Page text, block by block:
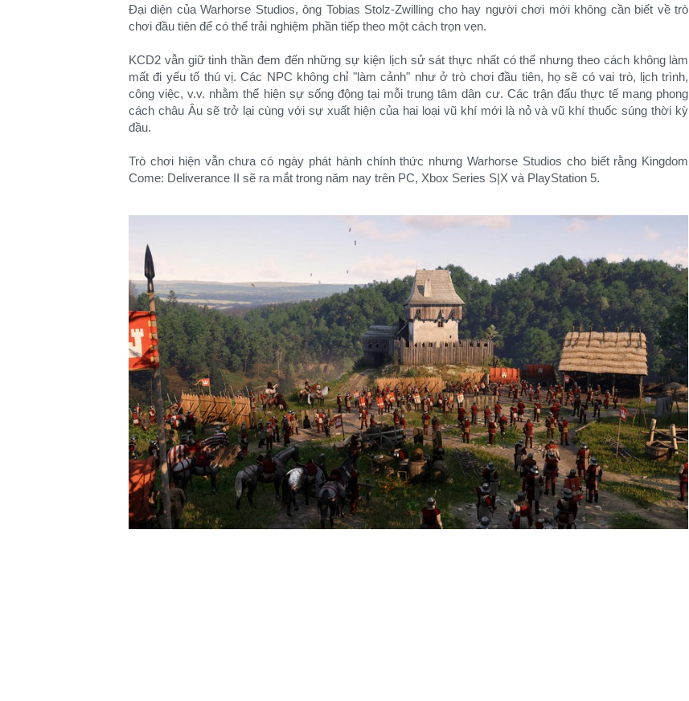
Đại diện của Warhorse Studios, ông Tobias Stolz-Zwilling cho hay người chơi mới không cần biết về trò
chơi đầu tiên để có thể trải nghiệm phần tiếp theo một cách trọn vẹn.
KCD2 vẫn giữ tinh thần đem đến những sự kiện lịch sử sát thực nhất có thể nhưng theo cách không làm
mất đi yếu tố thú vị. Các NPC không chỉ "làm cảnh" như ở trò chơi đầu tiên, họ sẽ có vai trò, lịch trình,
công việc, v.v. nhằm thể hiện sự sống động tại mỗi trung tâm dân cư. Các trận đấu thực tế mang phong
cách châu Âu sẽ trở lại cùng với sự xuất hiện của hai loại vũ khí mới là nỏ và vũ khí thuốc súng thời kỳ
đầu.
Trò chơi hiện vẫn chưa có ngày phát hành chính thức nhưng Warhorse Studios cho biết rằng Kingdom
Come: Deliverance II sẽ ra mắt trong năm nay trên PC, Xbox Series S|X và PlayStation 5.